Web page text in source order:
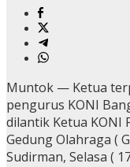
Muntok — Ketua
pengurus KONI
dilantik Ketua KONI
Gedung Olahraga (
Sudirman, Selasa (